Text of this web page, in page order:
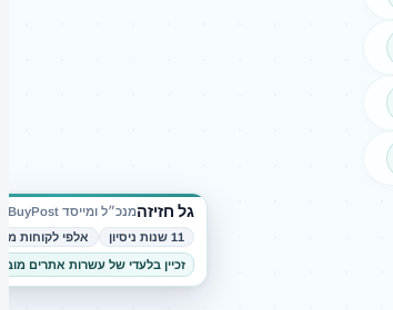
גל חזיזהמנכ״ל ומייסד BuyPost
11 שנות ניסיון
אלפי לקוחות
זכיין בלעדי של עשרות אתרים